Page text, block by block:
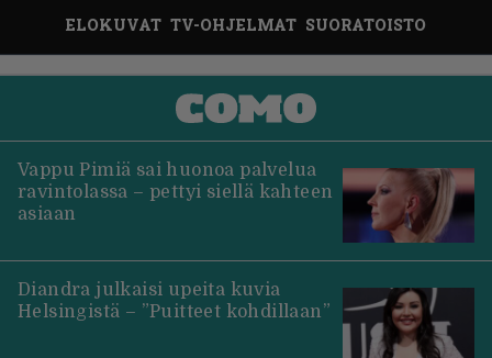
ELOKUVAT TV-OHJELMAT SUORATOISTO
Vappu Pimiä sai huonoa palvelua
ravintolassa – pettyi siellä kahteen
asiaan
Diandra julkaisi upeita kuvia
Helsingistä – ”Puitteet kohdillaan”